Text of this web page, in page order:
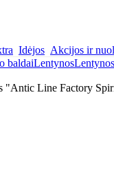
Idėjos Akcijos ir
baldaiLentynosLentynos